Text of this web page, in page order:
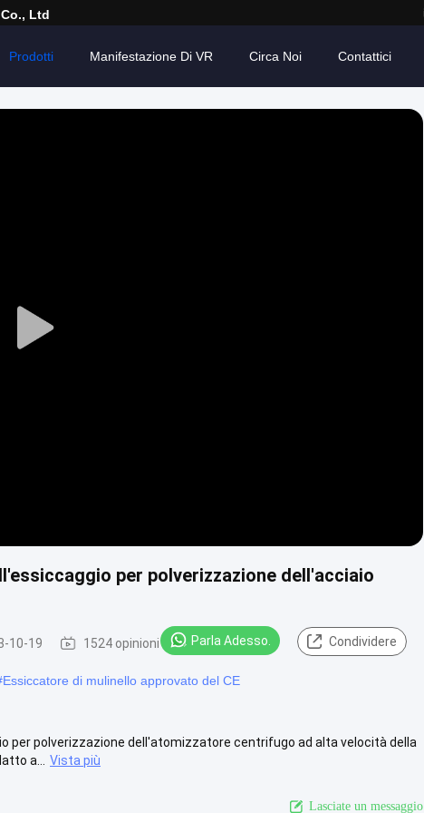
Ltd
Prodotti Manifestazione Di VR Circa Noi Contattici
Play
per polverizzazione dell'acciaio
10-19 1524 opinioni Parla Adesso. Condividere
Essiccatore di mulinello approvato del CE
polverizzazione dell'atomizzatore centrifugo ad alta velocità della
a...
Vista più
Lasciate un messaggio